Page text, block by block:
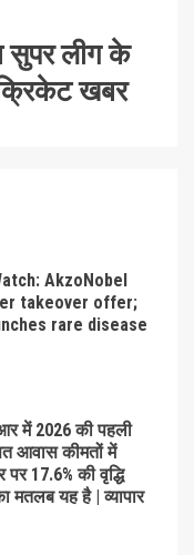
सुपर लीग के
खबर
AkzoNobel
takeover offer;
rare disease
में 2026 की पहली
आवास कीमतों में
17.6% की वृद्धि
मतलब यह है | व्यापार